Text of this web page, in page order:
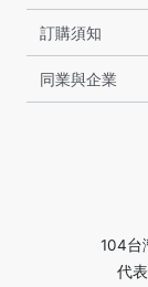
104台
代
訂購須知
同業與企業